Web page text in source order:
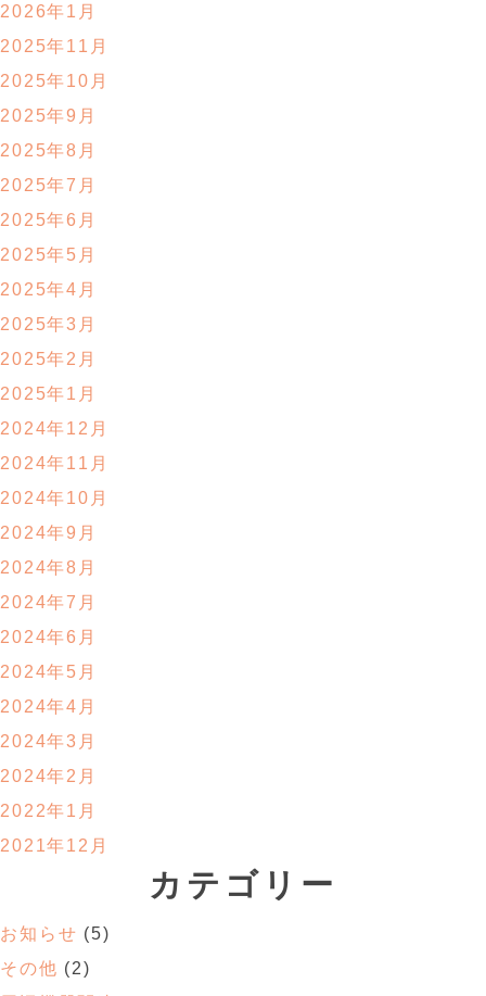
2026年1月
2025年11月
2025年10月
2025年9月
2025年8月
2025年7月
2025年6月
2025年5月
2025年4月
2025年3月
2025年2月
2025年1月
2024年12月
2024年11月
2024年10月
2024年9月
2024年8月
2024年7月
2024年6月
2024年5月
2024年4月
2024年3月
2024年2月
2022年1月
2021年12月
カテゴリー
お知らせ (5)
その他 (2)